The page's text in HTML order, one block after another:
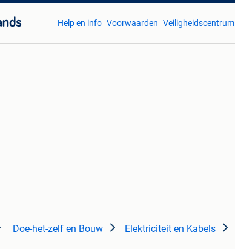
Help en info Voorwaarden Veiligheidscentrum
Doe-het-zelf en Bouw Elektriciteit en Kabels